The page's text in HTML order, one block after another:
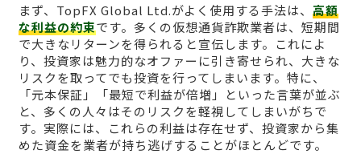
まず、TopFX Global Ltd.がよく使用する手法は、 高額
な利益の約束です。多くの仮想通貨詐欺業者は、短期間
で大きなリターンを得られると宣伝します。これによ
り、投資家は魅力的なオファーに引き寄せられ、大きな
リスクを取ってでも投資を行ってしまいます。特に、
「元本保証」「最短で利益が倍増」といった言葉が並ぶ
と、多くの人々はそのリスクを軽視してしまいがちで
す。実際には、これらの利益は存在せず、投資家から集
めた資金を業者が持ち逃げすることがほとんどです。